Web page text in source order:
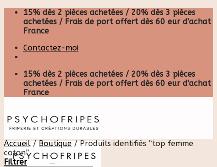
Skip
content
15% dès 2 pièces achetées / 20% dès 3 pièces
achetées / Frais de port offert dès 60 eur d'achat
France
Contactez-moi
15% dès 2 pièces achetées / 20% dès 3 pièces
achetées / Frais de port offert dès 60 eur d'achat
France
Accueil / Boutique /Produits identifiés “top femme
coton”
Filtrer